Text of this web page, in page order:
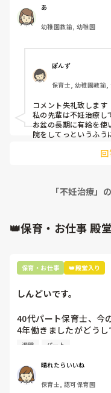
あ
幼稚園教諭, 幼稚園
ぽんず
保育士, 幼稚園教諭,
コメント失礼致します
私の先輩は不妊治療し
お盆の長期に有給を使
院をしてっというふう
「不妊治療」
👑保育・お仕事 殿
保育・お仕事 👑殿堂入り
しんどいです。
40代パート保育士、今
4年働きましたがどう
退職しようと思っていま
周りの職員は、勤続10
どです。
保護者子どもの愚痴悪
退職 パート
晴れたらいいね
保育士, 認可保育園